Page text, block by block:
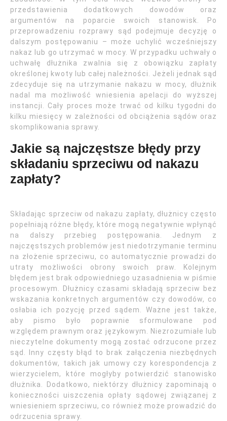
przedstawienia dodatkowych dowodów oraz
argumentów na poparcie swoich stanowisk. Po
przeprowadzeniu rozprawy sąd podejmuje decyzję o
dalszym postępowaniu – może uchylić wcześniejszy
nakaz lub go utrzymać w mocy. W przypadku uchwały o
uchwałę dłużnika zwalnia się z obowiązku zapłaty
określonej kwoty lub całej należności. Jeżeli jednak sąd
zdecyduje się na utrzymanie nakazu w mocy, dłużnik
nadal ma możliwość wniesienia apelacji do wyższej
instancji. Cały proces może trwać od kilku tygodni do
kilku miesięcy w zależności od obciążenia sądów oraz
skomplikowania sprawy.
Jakie są najczęstsze błędy przy
składaniu sprzeciwu od nakazu
zapłaty?
Składając sprzeciw od nakazu zapłaty, dłużnicy często
popełniają różne błędy, które mogą negatywnie wpłynąć
na dalszy przebieg postępowania. Jednym z
najczęstszych problemów jest niedotrzymanie terminu
na złożenie sprzeciwu, co automatycznie prowadzi do
utraty możliwości obrony swoich praw. Kolejnym
błędem jest brak odpowiedniego uzasadnienia w piśmie
procesowym. Dłużnicy czasami składają sprzeciw bez
wskazania konkretnych argumentów czy dowodów, co
osłabia ich pozycję przed sądem. Ważne jest także,
aby pismo było poprawnie sformułowane pod
względem prawnym oraz językowym. Niezrozumiałe lub
nieczytelne dokumenty mogą zostać odrzucone przez
sąd. Inny częsty błąd to brak załączenia niezbędnych
dokumentów, takich jak umowy czy korespondencja z
wierzycielem, które mogłyby potwierdzić stanowisko
dłużnika. Dodatkowo, niektórzy dłużnicy zapominają o
konieczności uiszczenia opłaty sądowej związanej z
wniesieniem sprzeciwu, co również może prowadzić do
odrzucenia sprawy.